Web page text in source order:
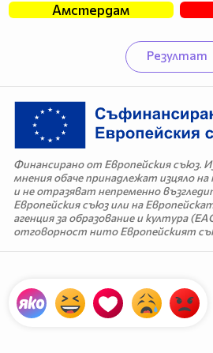
Амстердам
Резултат
Финансирано от Европейския съюз.
мнения обаче принадлежат изцяло
и не отразяват непременно
Европейския съюз или на
агенция за образование и култура
отговорност нито Европейският